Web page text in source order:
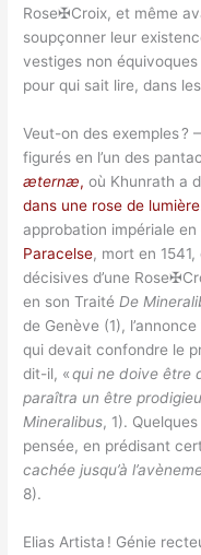
Rose✠Croix, et même
soupçonner leur
vestiges non
pour qui sait lire, dans
Veut-on des exemples ?
figurés en l’un des
æternæ, où Khunrath a
dans une rose de lumière
approbation impériale
Paracelse, mort en
décisives d’une
en son Traité De
de Genève (1),
qui devait confondre le
dit-il, «qui ne doive être
paraîtra un être
Mineralibus, 1).
pensée, en prédisant
cachée jusqu’à
8).
Elias Artista ! Génie